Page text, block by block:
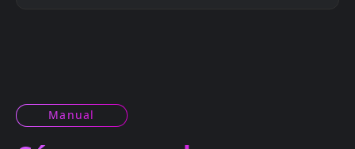
Manual